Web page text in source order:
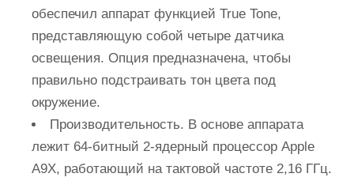
обеспечил аппарат функцией True Tone,
представляющую собой четыре датчика
освещения. Опция предназначена, чтобы
правильно подстраивать тон цвета под
окружение.
Производительность. В основе аппарата
лежит 64-битный 2-ядерный процессор Apple
A9X, работающий на тактовой частоте 2,16 ГГц.